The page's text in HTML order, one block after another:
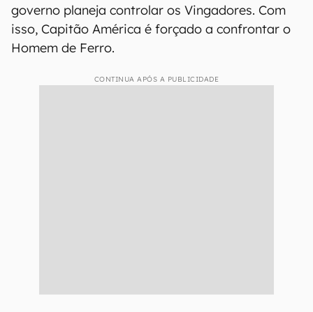
governo planeja controlar os Vingadores. Com
isso, Capitão América é forçado a confrontar o
Homem de Ferro.
CONTINUA APÓS A PUBLICIDADE